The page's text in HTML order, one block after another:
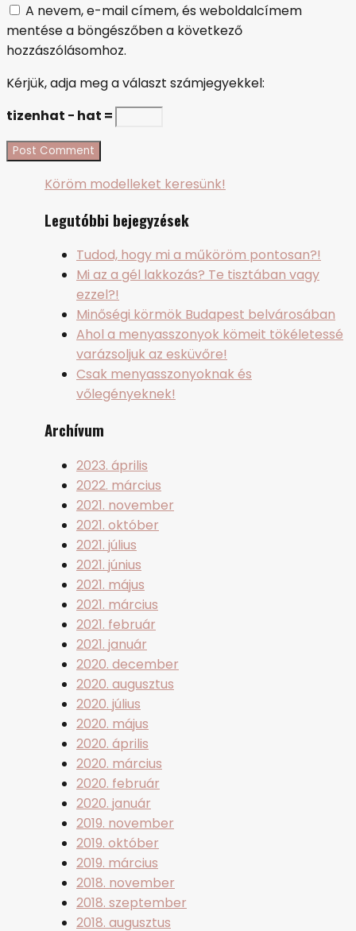
A nevem, e-mail címem, és weboldalcímem
mentése a böngészőben a következő
hozzászólásomhoz.
Kérjük, adja meg a választ számjegyekkel:
tizenhat − hat =
Köröm modelleket keresünk!
Legutóbbi bejegyzések
Tudod, hogy mi a műköröm pontosan?!
Mi az a gél lakkozás? Te tisztában vagy
ezzel?!
Minőségi körmök Budapest belvárosában
Ahol a menyasszonyok kömeit tökéletessé
varázsoljuk az esküvőre!
Csak menyasszonyoknak és
vőlegényeknek!
Archívum
2023. április
2022. március
2021. november
2021. október
2021. július
2021. június
2021. május
2021. március
2021. február
2021. január
2020. december
2020. augusztus
2020. július
2020. május
2020. április
2020. március
2020. február
2020. január
2019. november
2019. október
2019. március
2018. november
2018. szeptember
2018. augusztus